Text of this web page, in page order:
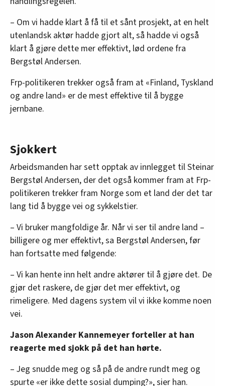
– Om vi hadde klart å få til et sånt prosjekt, at en helt
utenlandsk aktør hadde gjort alt, så hadde vi også
klart å gjøre dette mer effektivt, lød ordene fra
Bergstøl Andersen.
Frp-politikeren trekker også fram at «Finland, Tyskland
og andre land» er de mest effektive til å bygge
jernbane.
Sjokkert
Arbeidsmanden har sett opptak av innlegget til Steinar
Bergstøl Andersen, der det også kommer fram at Frp-
politikeren trekker fram Norge som et land der det tar
lang tid å bygge vei og sykkelstier.
– Vi bruker mangfoldige år. Når vi ser til andre land –
billigere og mer effektivt, sa Bergstøl Andersen, før
han fortsatte med følgende:
– Vi kan hente inn helt andre aktører til å gjøre det. De
gjør det raskere, de gjør det mer effektivt, og
rimeligere. Med dagens system vil vi ikke komme noen
vei.
Jason Alexander Kannemeyer forteller at han
reagerte med sjokk på det han hørte.
– Jeg snudde meg og så på de andre rundt meg og
spurte «er ikke dette sosial dumping?», sier han.